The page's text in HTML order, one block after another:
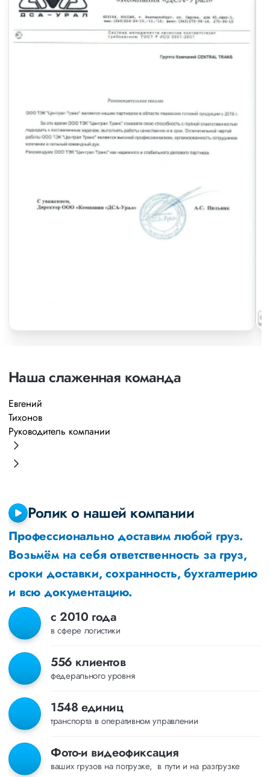
Наша слаженная команда
Евгений
Тихонов
Руководитель компании
Ролик о нашей компании
Профессионально доставим любой груз.
Возьмём на себя ответственность за груз,
сроки доставки, сохранность, бухгалтерию
и всю документацию.
с 2010 года
в сфере логистики
556 клиентов
федерального уровня
1548 единиц
транспорта в оперативном управлении
Фото-и видеофиксация
ваших грузов на погрузке, в пути и на разгрузке